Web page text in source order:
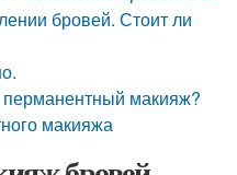
бровей. Стоит ли
макияж?
макияжа